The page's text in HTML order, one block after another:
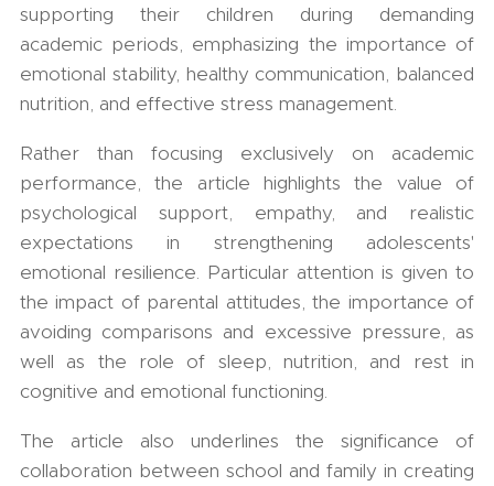
supporting their children during demanding
academic periods, emphasizing the importance of
emotional stability, healthy communication, balanced
nutrition, and effective stress management.
Rather than focusing exclusively on academic
performance, the article highlights the value of
psychological support, empathy, and realistic
expectations in strengthening adolescents'
emotional resilience. Particular attention is given to
the impact of parental attitudes, the importance of
avoiding comparisons and excessive pressure, as
well as the role of sleep, nutrition, and rest in
cognitive and emotional functioning.
The article also underlines the significance of
collaboration between school and family in creating